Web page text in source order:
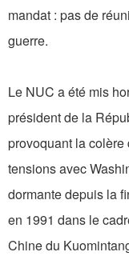
mandat : pas de
guerre.
Le NUC a été mis
président de la
provoquant la
tensions avec
dormante depuis la
en 1991 dans le
Chine du